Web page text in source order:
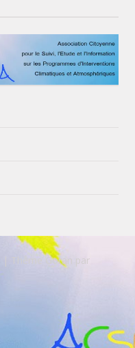
Thème Goran par